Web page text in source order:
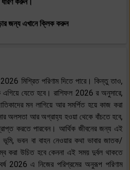
জন্য এখানে ক্লিক করুন
মিশ্রিত পরিণাম দিতে পারে। কিন্তু তাও,
এগিয়ে যেতে হবে। রাশিফল 2026 র অনুসারে,
মন লাগিয়ে আর সমর্পিত হয়ে কাজ করা
অলসতা আর অগ্রাহ্য হওয়া থেকে বাঁচতে হবে,
করতে পারবেন। আর্থিক জীবনের জন্য এই
ভবন বা বাহন নেওয়ার কথা ভাবার জাতক/
করা উচিত হবে কেননা এই সময় দুর্বল থাকতে
বর্ষ 2026 এ নিজের পরিশ্রমের অনুরূপ পরিণাম